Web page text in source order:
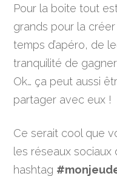
Pour la boite tout
grands pour la
temps d’apéro, de
tranquilité de
Ok… ça peut aussi
partager avec eux !
Ce serait cool que
les réseaux
hashtag